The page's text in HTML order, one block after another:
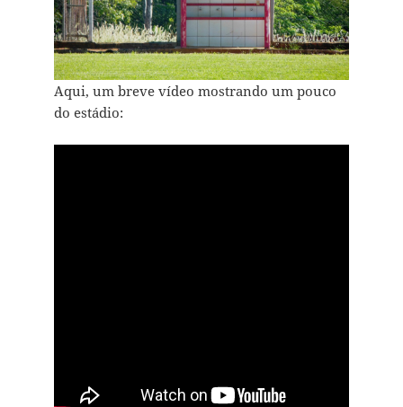
Aqui, um breve vídeo mostrando um pouco
do estádio: